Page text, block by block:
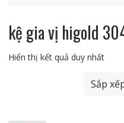
kệ gia vị higold
Hiển thị kết quả duy nhất